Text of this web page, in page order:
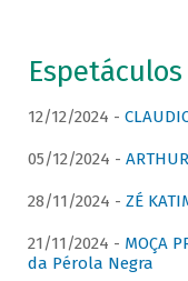
12/12/2024 -
05/12/2024 -
28/11/2024 - ZÉ
21/11/2024 - MOÇA
da Pérola Negra